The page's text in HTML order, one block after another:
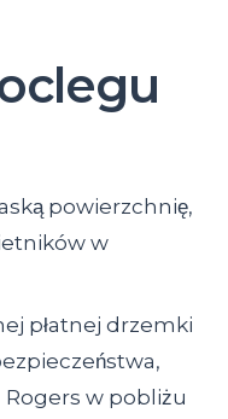
powierzchnię,
w
płatnej drzemki
Rogers w pobliżu